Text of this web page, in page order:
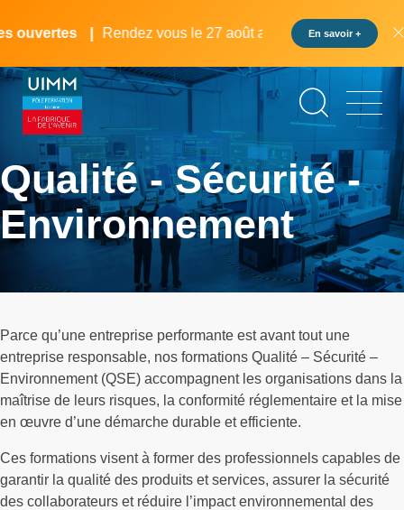
au
principal
ouvertes Rendez vous le 27 août au pôle formation
En savoir +
Qualité - Sécurité -
Environnement
Parce qu’une entreprise performante est avant tout une
entreprise responsable, nos formations Qualité – Sécurité –
Environnement (QSE) accompagnent les organisations dans la
maîtrise de leurs risques, la conformité réglementaire et la mise
en œuvre d’une démarche durable et efficiente.
Ces formations visent à former des professionnels capables de
garantir la qualité des produits et services, assurer la sécurité
des collaborateurs et réduire l’impact environnemental des